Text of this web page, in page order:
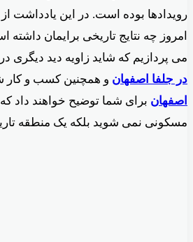
رویدادها بوده است. در این یادداشت از
امروز چه نتایج تاریخی برایمان
می پردازیم که شاید زاویه دید
در جلفا اصفهان و همچنین کسب و کار
اصفهان برای شما توضیح خواهند داد
مسکونی نمی شوید بلکه یک منطقه